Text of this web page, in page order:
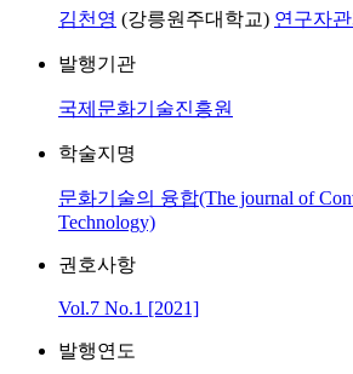
김천영 (강릉원주대학교) 연구자
발행기관
국제문화기술진흥원
학술지명
문화기술의 융합(The journal of
Technology)
권호사항
Vol.7 No.1 [2021]
발행연도